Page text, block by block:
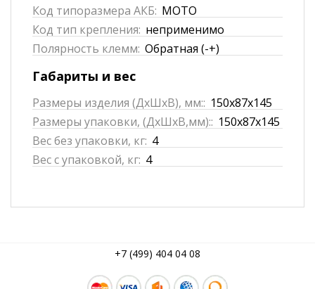
Код типоразмера АКБ: MOTO
Код тип крепления: неприменимо
Полярность клемм: Обратная (-+)
Габариты и вес
Размеры изделия (ДхШхВ), мм:: 150x87x145
Размеры упаковки, (ДхШхВ,мм):: 150x87x145
Вес без упаковки, кг: 4
Вес с упаковкой, кг: 4
+7 (499) 404 04 08